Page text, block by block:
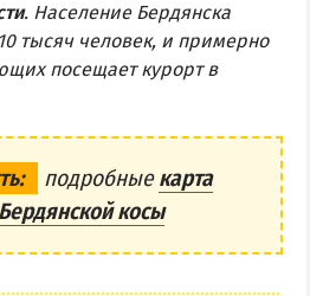
. Население Бердянска
тысяч человек, и примерно
посещает курорт в
подробныекарта
косы